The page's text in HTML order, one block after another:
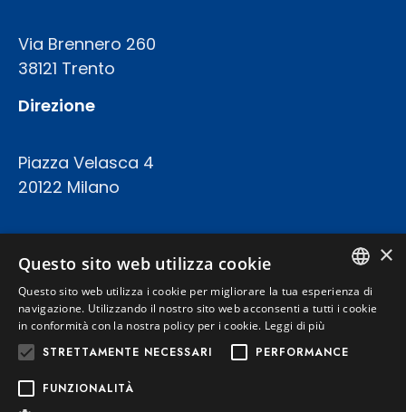
Via Brennero 260
38121 Trento
Direzione
Piazza Velasca 4
20122 Milano
CAPITALE SOCIALE: € 23.200.000 INT.VERS.
Privacy Policy
Cookie Policy
ITALIAN
×
Questo sito web utilizza cookie
Questo sito web utilizza i cookie per migliorare la tua esperienza di
navigazione. Utilizzando il nostro sito web acconsenti a tutti i cookie
in conformità con la nostra policy per i cookie. Leggi di più
STRETTAMENTE NECESSARI PERFORMANCE
FUNZIONALITÀ